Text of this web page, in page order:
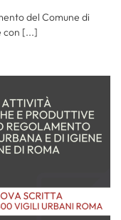
del Comune di
con [...]